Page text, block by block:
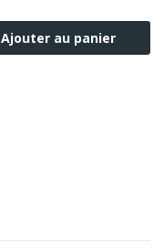
Ajouter au panier